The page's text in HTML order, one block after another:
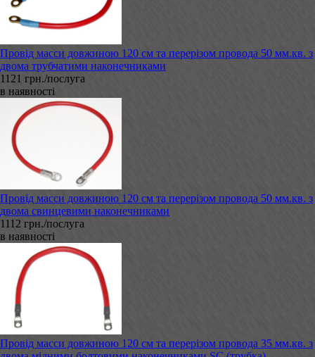
Провід масси довжиною 120 см та перерізом провода 50 мм.кв. з
двома трубчатими наконечниками
1121 грн./послуга
в наявності
Провід масси довжиною 120 см та перерізом провода 50 мм.кв. з
двома свинцевими наконечниками
1112 грн./послуга
в наявності
Провід масси довжиною 120 см та перерізом провода 35 мм.кв. з